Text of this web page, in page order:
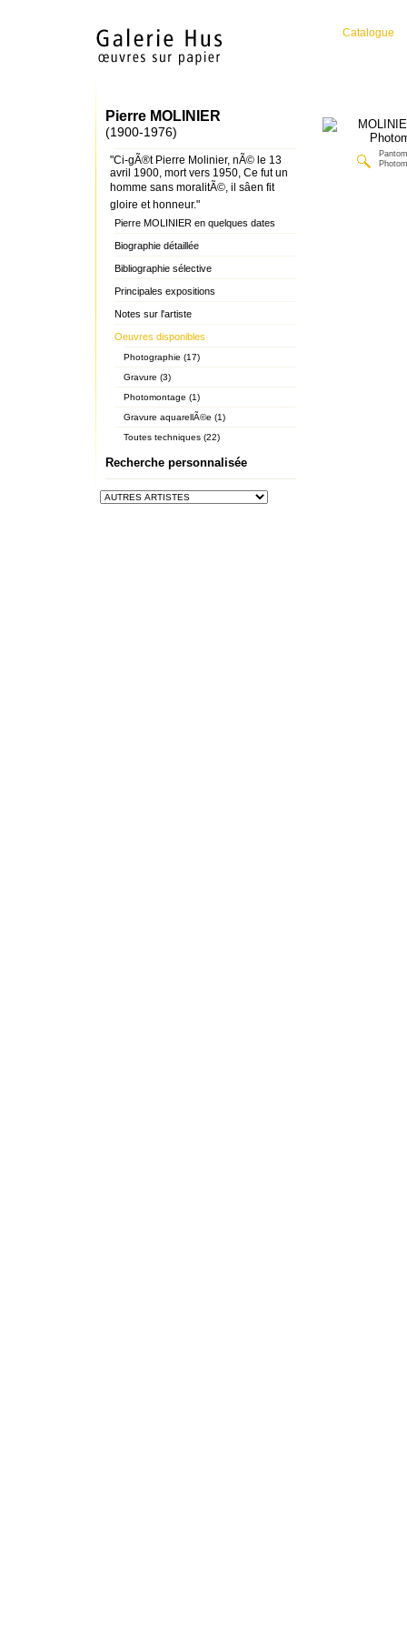
Catalogue
Pierre MOLINIER
(1900-1976)
"Ci-gÃ®t Pierre Molinier, nÃ© le 13
avril 1900, mort vers 1950, Ce fut un
homme sans moralitÃ©, il sâen fit
gloire et honneur."
Pierre MOLINIER en quelques dates
Biographie détaillée
Bibliographie sélective
Principales expositions
Notes sur l'artiste
Oeuvres disponibles
Photographie (17)
Gravure (3)
Photomontage (1)
Gravure aquarellÃ©e (1)
Toutes techniques (22)
Recherche personnalisée